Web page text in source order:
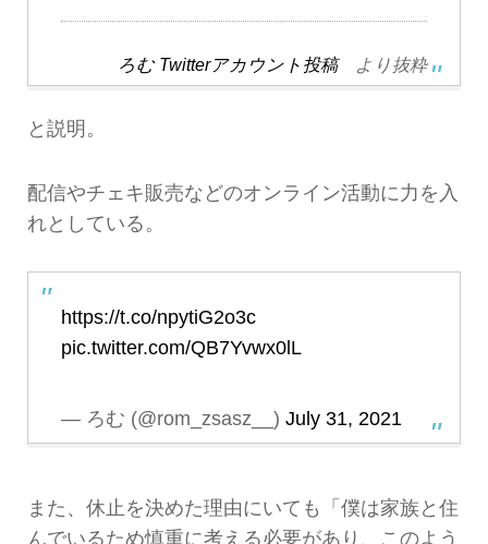
ろむ Twitterアカウント投稿より抜粋
と説明。
配信やチェキ販売などのオンライン活動に力を入
れとしている。
https://t.co/npytiG2o3c
pic.twitter.com/QB7Yvwx0lL
— ろむ (@rom_zsasz__) July 31, 2021
また、休止を決めた理由にいても「僕は家族と住
んでいるため慎重に考える必要があり、このよう